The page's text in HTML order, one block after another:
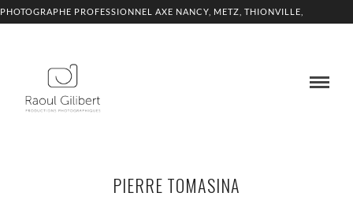
PHOTOGRAPHE PROFESSIONNEL AXE NANCY, METZ, THIONVILLE,
PIERRE TOMASINA